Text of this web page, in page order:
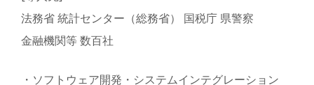
法務省 統計センター（総務省） 国税庁 県警察
金融機関等 数百社
・ソフトウェア開発・システムインテグレーション